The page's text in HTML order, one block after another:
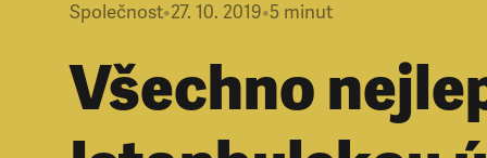
Společnost•27. 10. 2019•5 minut
Všechno